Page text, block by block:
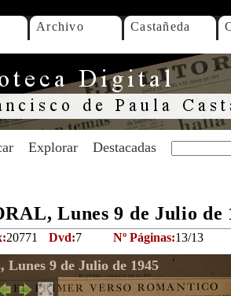
Archivo Castañeda
Explorar Destacadas
Lunes 9 de Julio de
20771 Dvd:7 Nº Páginas:13/13
9 de Julio de 1945